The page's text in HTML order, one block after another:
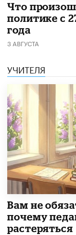
​Что
политике с
года
3 АВГУСТА
УЧИТЕЛЯ
​Вам не
почему
растеряться